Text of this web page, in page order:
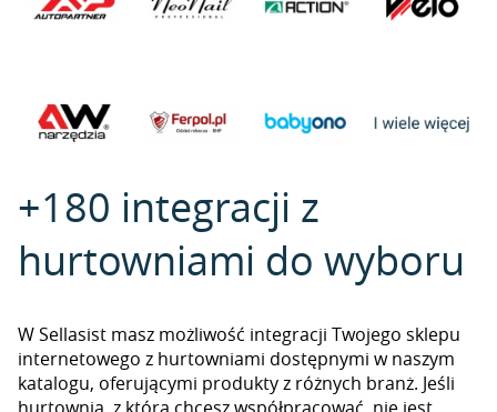
+180 integracji z
hurtowniami do wyboru
W Sellasist masz możliwość integracji Twojego sklepu
internetowego z hurtowniami dostępnymi w naszym
katalogu, oferującymi produkty z różnych branż. Jeśli